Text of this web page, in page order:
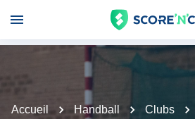
Accueil Handball Clubs